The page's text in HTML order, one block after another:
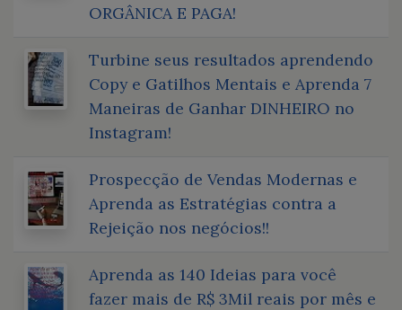
ORGÂNICA E PAGA!
Turbine seus resultados aprendendo
Copy e Gatilhos Mentais e Aprenda 7
Maneiras de Ganhar DINHEIRO no
Instagram!
Prospecção de Vendas Modernas e
Aprenda as Estratégias contra a
Rejeição nos negócios!!
Aprenda as 140 Ideias para você
fazer mais de R$ 3Mil reais por mês e